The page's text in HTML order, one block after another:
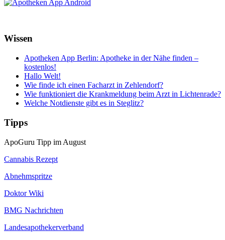
Wissen
Apotheken App Berlin: Apotheke in der Nähe finden –
kostenlos!
Hallo Welt!
Wie finde ich einen Facharzt in Zehlendorf?
Wie funktioniert die Krankmeldung beim Arzt in Lichtenrade?
Welche Notdienste gibt es in Steglitz?
Tipps
ApoGuru Tipp im August
Cannabis Rezept
Abnehmspritze
Doktor Wiki
BMG Nachrichten
Landesapothekerverband